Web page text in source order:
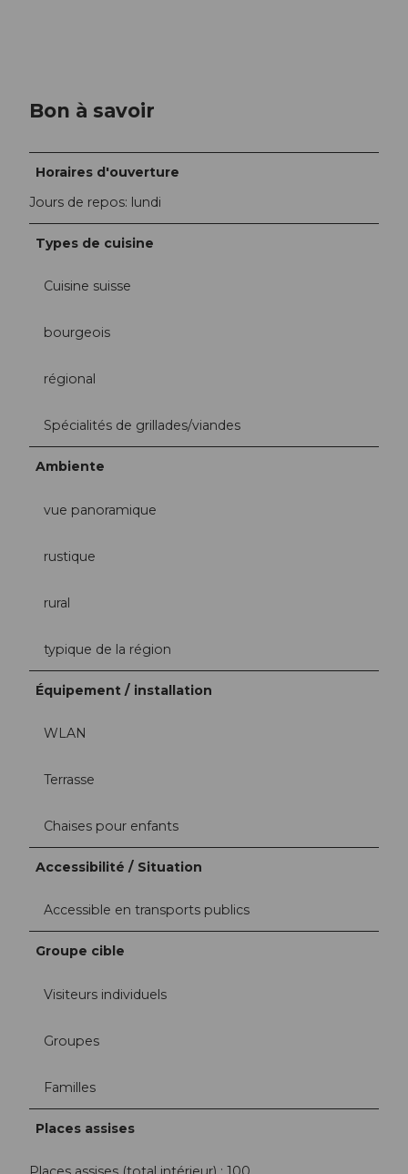
Bon à savoir
Horaires d'ouverture
Jours de repos: lundi
Types de cuisine
Cuisine suisse
bourgeois
régional
Spécialités de grillades/viandes
Ambiente
vue panoramique
rustique
rural
typique de la région
Équipement / installation
WLAN
Terrasse
Chaises pour enfants
Accessibilité / Situation
Accessible en transports publics
Groupe cible
Visiteurs individuels
Groupes
Familles
Places assises